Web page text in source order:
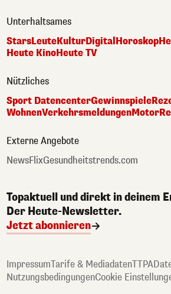
Unterhaltsames
StarsLeuteKulturDigitalHoroskop
Heute KinoHeute TV
Nützliches
Sport DatencenterGewinnspiele
WohnenVerkehrsmeldungenMotor
Externe Angebote
NewsFlixGesundheitstrends.com
Topaktuell und direkt in deinem
Der Heute-Newsletter.
Jetzt abonnieren
ImpressumTarife & MediadatenTTPA
NutzungsbedingungenCookie